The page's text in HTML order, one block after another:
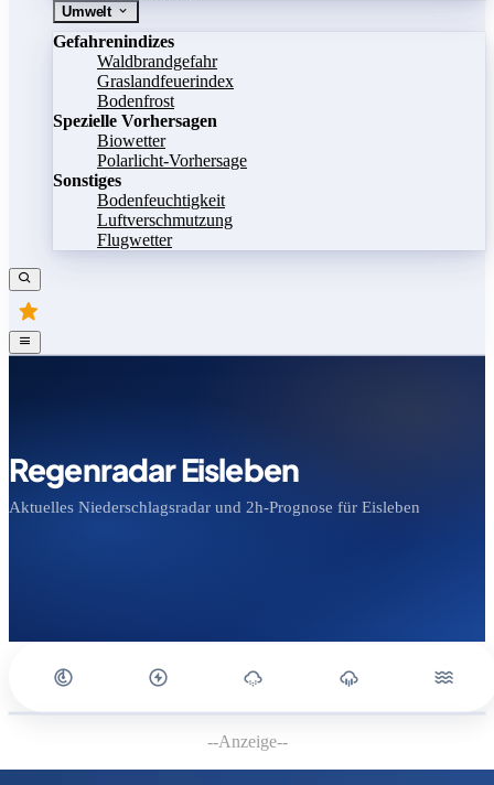
Umwelt
Gefahrenindizes
Waldbrandgefahr
Graslandfeuerindex
Bodenfrost
Spezielle Vorhersagen
Biowetter
Polarlicht-Vorhersage
Sonstiges
Bodenfeuchtigkeit
Luftverschmutzung
Flugwetter
Regenradar Eisleben
Aktuelles Niederschlagsradar und 2h-Prognose für Eisleben
--Anzeige--